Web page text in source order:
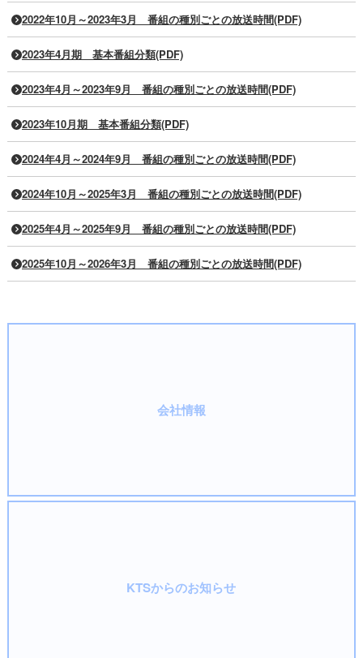
2022年10月～2023年3月 番組の種別ごとの放送時間(PDF)
2023年4月期 基本番組分類(PDF)
2023年4月～2023年9月 番組の種別ごとの放送時間(PDF)
2023年10月期 基本番組分類(PDF)
2024年4月～2024年9月 番組の種別ごとの放送時間(PDF)
2024年10月～2025年3月 番組の種別ごとの放送時間(PDF)
2025年4月～2025年9月 番組の種別ごとの放送時間(PDF)
2025年10月～2026年3月 番組の種別ごとの放送時間(PDF)
会社情報
KTSからのお知らせ